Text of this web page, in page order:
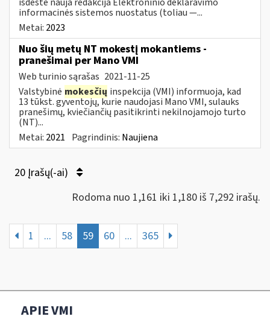
informacinės sistemos nuostatus (toliau —...
Metai: 2023
Nuo šių metų NT mokestį mokantiems -
pranešimai per Mano VMI
Web turinio sąrašas 2021-11-25
Valstybinė mokesčių inspekcija (VMI) informuoja, kad
13 tūkst. gyventojų, kurie naudojasi Mano VMI, sulauks
pranešimų, kviečiančių pasitikrinti nekilnojamojo turto
(NT)...
Metai: 2021 Pagrindinis: Naujiena
20 Įrašų(-ai)
Rodoma nuo 1,161 iki 1,180 iš 7,292 irašų.
1 ... 58 59 60 ... 365
APIE VMI